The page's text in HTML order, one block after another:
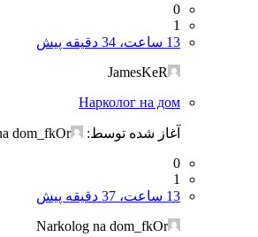
0
1
13 ساعت، 34 دقیقه پیش
JamesKeR
Нарколог на дом
آغاز شده توسط:
dom_fkOr
0
1
13 ساعت، 37 دقیقه پیش
Narkolog na dom_fkOr